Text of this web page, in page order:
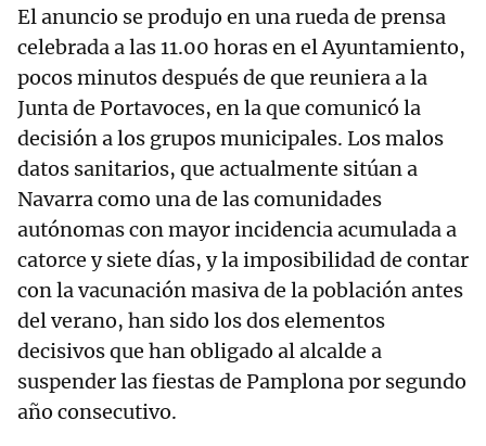
El anuncio se produjo en una rueda de prensa
celebrada a las 11.00 horas en el Ayuntamiento,
pocos minutos después de que reuniera a la
Junta de Portavoces, en la que comunicó la
decisión a los grupos municipales. Los malos
datos sanitarios, que actualmente sitúan a
Navarra como una de las comunidades
autónomas con mayor incidencia acumulada a
catorce y siete días, y la imposibilidad de contar
con la vacunación masiva de la población antes
del verano, han sido los dos elementos
decisivos que han obligado al alcalde a
suspender las fiestas de Pamplona por segundo
año consecutivo.